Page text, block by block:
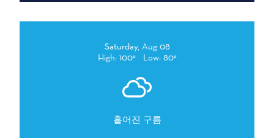
Saturday, Aug 08
High: 100°
Low: 80°
흩어진 구름